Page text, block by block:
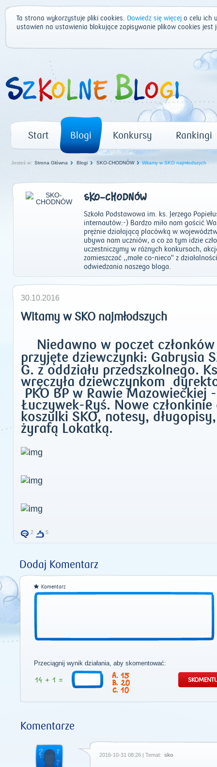
Ta strona wykorzystuje pliki cookies. Dowiedz się więcej o celu ich
ustawień na ustawienia blokujące zapisywanie plików cookies
Start Blogi Konkursy Rankingi
Jesteś w: Strona Główna Blogi SKO-CHODNÓW Witamy w SKO najmłodszych
SKO-CHODNÓW
Szkoła Podstawowa im. ks. Jerzego
internautów:-) Bardzo miło nam gościć
prężnie działającą placówką w
ubywa nam uczniów, a co za tym idzie
uczestniczymy w różnych konkursach,
zamieszczać ,,małe co-nieco" z
odwiedzania naszego bloga.
30.10.2016
Witamy w SKO najmłodszych
Niedawno w poczet członków
przyjęte dziewczynki: Gabrysia
G. z oddziału przedszkolnego.
wręczyła dziewczynkom
PKO BP w Rawie Mazowieckiej
Łuczywek-Ryś. Nowe
koszulki SKO, notesy,
żyrafą Lokatką.
2 5
Dodaj Komentarz
Komentarz
Przeciągnij wynik działania, aby skomentować:
15
20
10
Komentarze
2016-10-31 08:26 | Temat: sko